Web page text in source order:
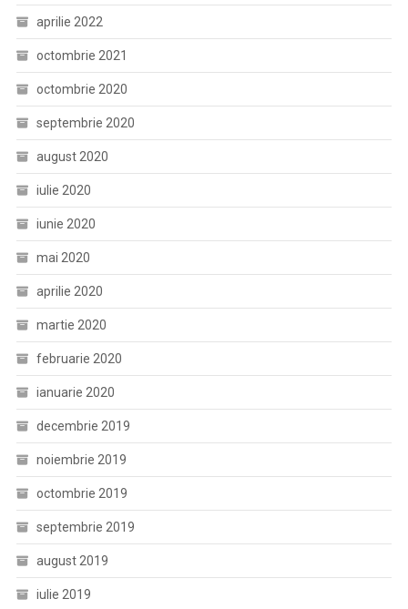
aprilie 2022
octombrie 2021
octombrie 2020
septembrie 2020
august 2020
iulie 2020
iunie 2020
mai 2020
aprilie 2020
martie 2020
februarie 2020
ianuarie 2020
decembrie 2019
noiembrie 2019
octombrie 2019
septembrie 2019
august 2019
iulie 2019